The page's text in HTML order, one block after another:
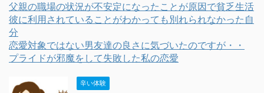
父親の職場の状況が不安定になったことが原因で貧乏生活
彼に利用されていることがわかっても別れられなかった自
分
恋愛対象ではない男友達の良さに気づいたのですが・・
プライドが邪魔をして失敗した私の恋愛
辛い体験